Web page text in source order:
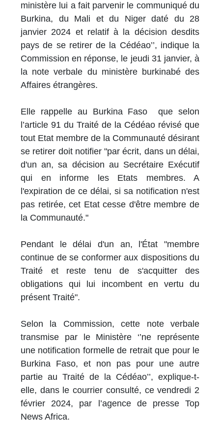
ministère lui a fait parvenir le communiqué du
Burkina, du Mali et du Niger daté du 28
janvier 2024 et relatif à la décision desdits
pays de se retirer de la Cédéao’’, indique la
Commission en réponse, le jeudi 31 janvier, à
la note verbale du ministère burkinabé des
Affaires étrangères.
Elle rappelle au Burkina Faso que selon
l’article 91 du Traité de la Cédéao révisé que
tout Etat membre de la Communauté désirant
se retirer doit notifier "par écrit, dans un délai,
d'un an, sa décision au Secrétaire Exécutif
qui en informe les Etats membres. A
l'expiration de ce délai, si sa notification n'est
pas retirée, cet Etat cesse d'être membre de
la Communauté."
Pendant le délai d'un an, l'État "membre
continue de se conformer aux dispositions du
Traité et reste tenu de s'acquitter des
obligations qui lui incombent en vertu du
présent Traité".
Selon la Commission, cette note verbale
transmise par le Ministère ‘’ne représente
une notification formelle de retrait que pour le
Burkina Faso, et non pas pour une autre
partie au Traité de la Cédéao’’, explique-t-
elle, dans le courrier consulté, ce vendredi 2
février 2024, par l’agence de presse Top
News Africa.